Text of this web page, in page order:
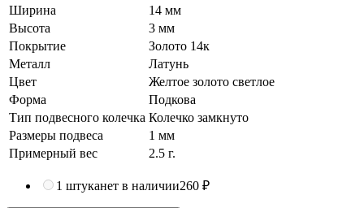
Ширина
14 мм
Высота
3 мм
Покрытие
Золото 14к
Металл
Латунь
Цвет
Желтое золото светлое
Форма
Подкова
Тип подвесного колечка Колечко замкнуто
Размеры подвеса
1 мм
Примерный вес
2.5 г.
1 штуканет в наличии260 ₽